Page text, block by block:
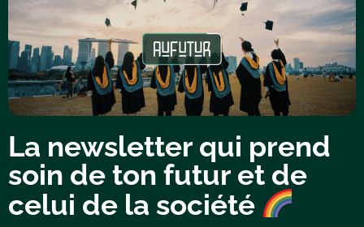
La newsletter qui prend
soin de ton futur et de
celui de la société